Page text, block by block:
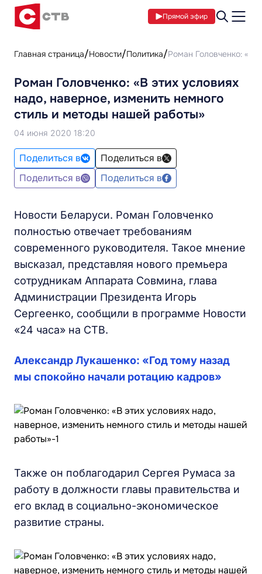
Прямой эфир
Главная страница Новости Политика Роман Головченко: «В
Роман Головченко: «В этих условиях
надо, наверное, изменить немного
стиль и методы нашей работы»
04 июня 2020 18:20
Поделиться в
Поделиться в
Поделиться в
Поделиться в
Новости Беларуси. Роман Головченко
полностью отвечает требованиям
современного руководителя. Такое мнение
высказал, представляя нового премьера
сотрудникам Аппарата Совмина, глава
Администрации Президента Игорь
Сергеенко, сообщили в программе Новости
«24 часа» на СТВ.
Александр Лукашенко: «Год тому назад
мы спокойно начали ротацию кадров»
Также он поблагодарил Сергея Румаса за
работу в должности главы правительства и
его вклад в социально-экономическое
развитие страны.